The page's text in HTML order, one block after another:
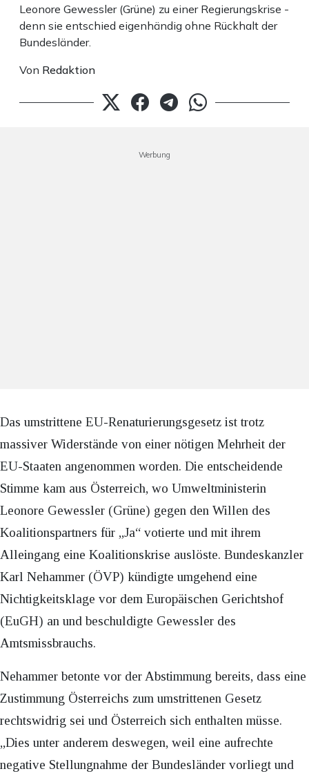
Leonore Gewessler (Grüne) zu einer Regierungskrise -
denn sie entschied eigenhändig ohne Rückhalt der
Bundesländer.
Von Redaktion
Werbung
Das umstrittene EU-Renaturierungsgesetz ist trotz
massiver Widerstände von einer nötigen Mehrheit der
EU-Staaten angenommen worden. Die entscheidende
Stimme kam aus Österreich, wo Umweltministerin
Leonore Gewessler (Grüne) gegen den Willen des
Koalitionspartners für „Ja“ votierte und mit ihrem
Alleingang eine Koalitionskrise auslöste. Bundeskanzler
Karl Nehammer (ÖVP) kündigte umgehend eine
Nichtigkeitsklage vor dem Europäischen Gerichtshof
(EuGH) an und beschuldigte Gewessler des
Amtsmissbrauchs.
Nehammer betonte vor der Abstimmung bereits, dass eine
Zustimmung Österreichs zum umstrittenen Gesetz
rechtswidrig sei und Österreich sich enthalten müsse.
„Dies unter anderem deswegen, weil eine aufrechte
negative Stellungnahme der Bundesländer vorliegt und